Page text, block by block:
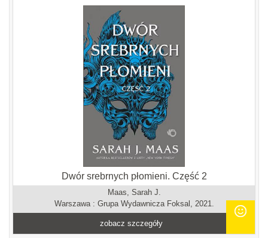
Dwór srebrnych płomieni. Część 2
Maas, Sarah J.
Warszawa : Grupa Wydawnicza Foksal, 2021.
zobacz szczegóły